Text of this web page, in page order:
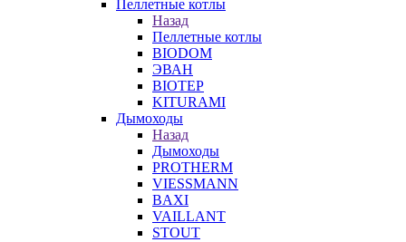
Пеллетные котлы
Назад
Пеллетные котлы
BIODOM
ЭВАН
BIOTEP
KITURAMI
Дымоходы
Назад
Дымоходы
PROTHERM
VIESSMANN
BAXI
VAILLANT
STOUT